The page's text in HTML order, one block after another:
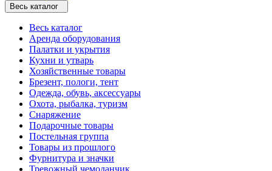
Весь каталог
Весь каталог
Аренда оборудования
Палатки и укрытия
Кухни и утварь
Хозяйственные товары
Брезент, пологи, тент
Одежда, обувь, аксессуары
Охота, рыбалка, туризм
Снаряжение
Подарочные товары
Постельная группа
Товары из прошлого
Фурнитура и значки
Тревожный чемоданчик